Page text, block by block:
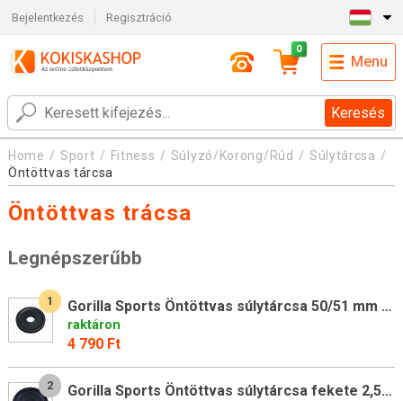
Bejelentkezés Regisztráció
Keresés
0
Menu
Home Sport Fitness Súlyzó/Korong/Rúd
Súlytárcsa
Öntöttvas tárcsa
Öntöttvas trácsa
Legnépszerűbb
1 Gorilla Sports Öntöttvas súlytárcsa 50/51 mm 2,5 kg
raktáron
4 790 Ft
2 Gorilla Sports Öntöttvas súlytárcsa fekete 2,5 kg